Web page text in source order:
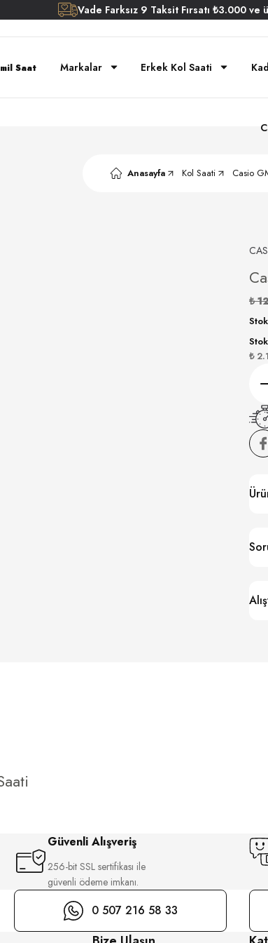
Vade Farksız 9 Taksit Fırsatı ₺3.000 ve
Markalar Erkek Kol Saati
Anasayfa Kol Saati Casio
₺
₺
Güvenli Alışveriş
256-bit SSL sertifikası ile
güvenli ödeme imkanı.
0 507 216 58 33